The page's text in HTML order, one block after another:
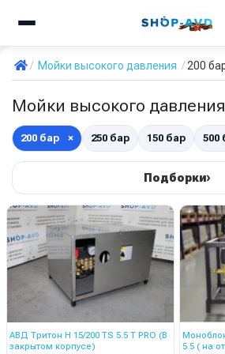
Мойки высокого давления 200
Мойки высокого
200 бар × 250 бар 150 бар 500
Подборки›
АВД Тритон H 15/200 TS 5.5 T PRO (В
закрытом корпусе)
5.5 (